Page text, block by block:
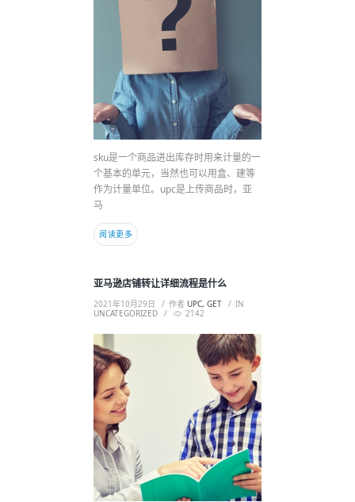
sku是一个商品进出库存时用来计量的一
个基本的单元，当然也可以用盒、建等
作为计量单位。upc是上传商品时，亚
马
阅读更多
亚马逊店铺转让详细流程是什么
2021年10月29日 作者 UPC, GET
IN
UNCATEGORIZED
2142